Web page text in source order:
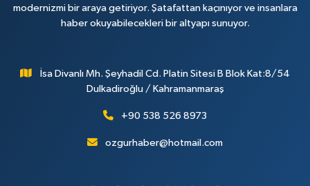
modernizmi bir araya getiriyor. Şatafattan kaçınıyor ve insanlara
haber okuyabilecekleri bir altyapı sunuyor.
İsa Divanlı Mh. Şeyhadil Cd. Platin Sitesi B Blok Kat:8/54
Dulkadiroğlu / Kahramanmaraş
+90 538 526 8973
ozgurhaber@hotmail.com